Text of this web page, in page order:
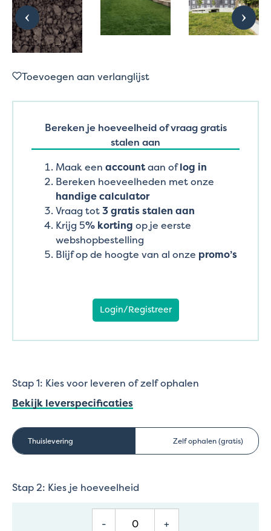
Toevoegen aan verlanglijst
Bereken je hoeveelheid of vraag gratis
stalen aan
Maak een accountaan oflog in
Bereken hoeveelheden met onze
handige calculator
Vraag tot3 gratis stalen aan
Krijg 5% korting op je eerste
webshopbestelling
Blijf op de hoogte van al onze promo’s
Login/Registreer
Stap 1: Kies voor leveren of zelf ophalen
Bekijk leverspecificaties
Thuislevering Zelf ophalen (gratis)
Stap 2: Kies je hoeveelheid
- +